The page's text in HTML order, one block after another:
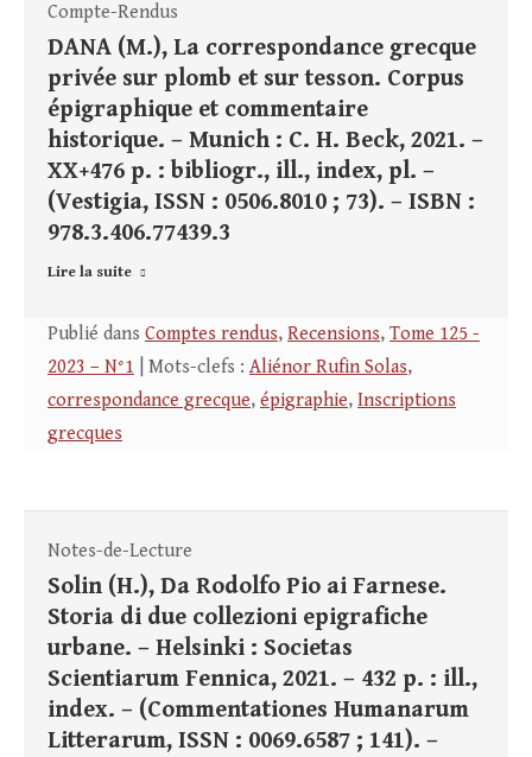
Compte-Rendus
DANA (M.), La correspondance grecque
privée sur plomb et sur tesson. Corpus
épigraphique et commentaire
historique. – Munich : C. H. Beck, 2021. –
XX+476 p. : bibliogr., ill., index, pl. –
(Vestigia, ISSN : 0506.8010 ; 73). – ISBN :
978.3.406.77439.3
Lire la suite
Publié dans Comptes rendus, Recensions, Tome 125 -
2023 – N°1 | Mots-clefs : Aliénor Rufin Solas,
correspondance grecque, épigraphie, Inscriptions
grecques
Notes-de-Lecture
Solin (H.), Da Rodolfo Pio ai Farnese.
Storia di due collezioni epigrafiche
urbane. – Helsinki : Societas
Scientiarum Fennica, 2021. – 432 p. : ill.,
index. – (Commentationes Humanarum
Litterarum, ISSN : 0069.6587 ; 141). –